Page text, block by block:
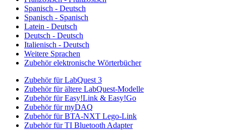
Spanisch - Deutsch
Spanisch - Spanisch
Latein - Deutsch
Deutsch - Deutsch
Italienisch - Deutsch
Weitere Sprachen
Zubehör elektronische Wörterbücher
Zubehör für LabQuest 3
Zubehör für ältere LabQuest-Modelle
Zubehör für Easy!Link & Easy!Go
Zubehör für myDAQ
Zubehör für BTA-NXT Lego-Link
Zubehör für TI Bluetooth Adapter